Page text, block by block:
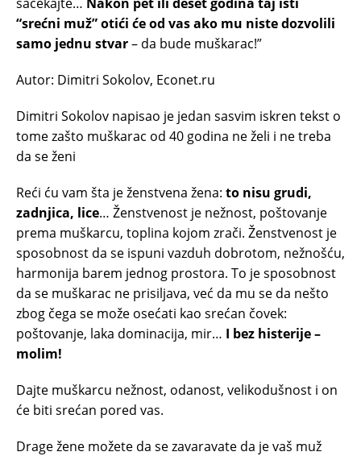
“srećni muž” otići će od vas ako mu niste dozvolili
samo jednu stvar– da bude muškarac!”
Autor: Dimitri Sokolov, Econet.ru
Dimitri Sokolov napisao je jedan sasvim iskren tekst o
tome zašto muškarac od 40 godina ne želi i ne treba
da se ženi
Reći ću vam šta je ženstvena žena: to nisu grudi,
zadnjica, lice… Ženstvenost je nežnost, poštovanje
prema muškarcu, toplina kojom zrači. Ženstvenost je
sposobnost da se ispuni vazduh dobrotom, nežnošću,
harmonija barem jednog prostora. To je sposobnost
da se muškarac ne prisiljava, već da mu se da nešto
zbog čega se može osećati kao srećan čovek:
poštovanje, laka dominacija, mir… I bez histerije –
molim!
Dajte muškarcu nežnost, odanost, velikodušnost i on
će biti srećan pored vas.
Drage žene možete da se zavaravate da je vaš muž